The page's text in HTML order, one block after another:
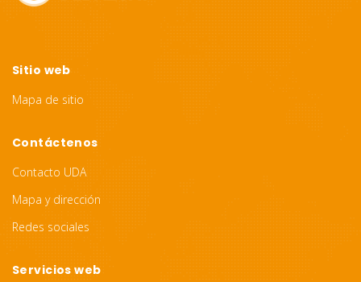
Sitio web
Mapa de sitio
Contáctenos
Contacto UDA
Mapa y dirección
Redes sociales
Servicios web